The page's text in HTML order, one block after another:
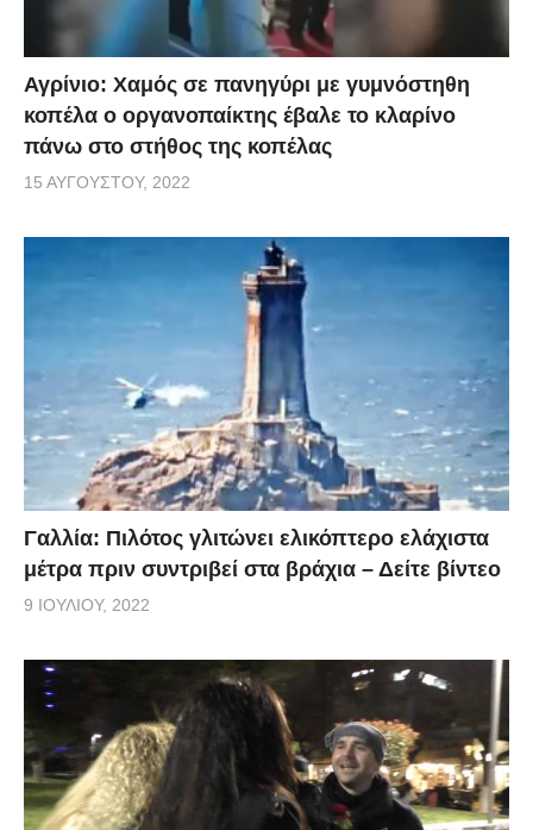
Αγρίνιο: Χαμός σε πανηγύρι με γυμνόστηθη
κοπέλα ο οργανοπαίκτης έβαλε το κλαρίνο
πάνω στο στήθος της κοπέλας
15 ΑΥΓΟΎΣΤΟΥ, 2022
Γαλλία: Πιλότος γλιτώνει ελικόπτερο ελάχιστα
μέτρα πριν συντριβεί στα βράχια – Δείτε βίντεο
9 ΙΟΥΛΊΟΥ, 2022